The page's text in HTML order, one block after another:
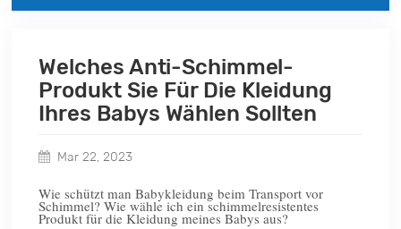
Welches Anti-Schimmel-
Produkt Sie Für Die Kleidung
Ihres Babys Wählen Sollten
Mar 22, 2023
Wie schützt man Babykleidung beim Transport vor
Schimmel? Wie wähle ich ein schimmelresistentes
Produkt für die Kleidung meines Babys aus?